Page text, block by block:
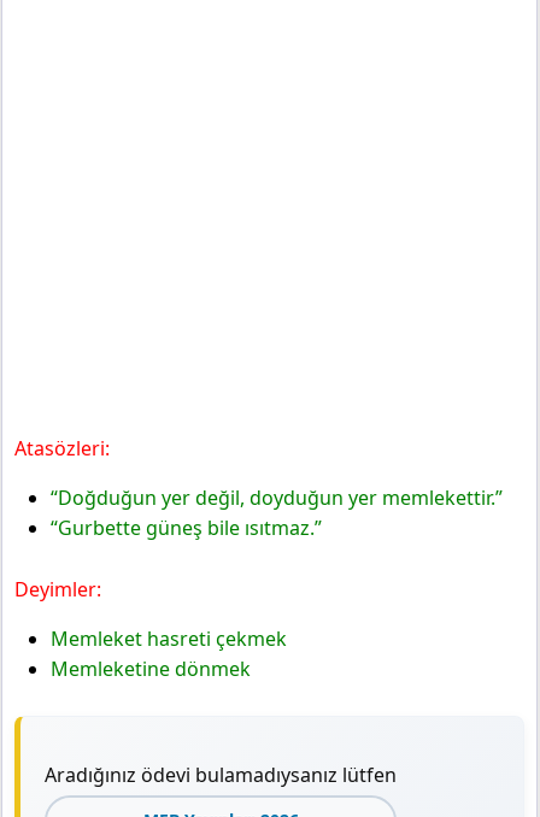
Atasözleri:
“Doğduğun yer değil, doyduğun yer memlekettir.”
“Gurbette güneş bile ısıtmaz.”
Deyimler:
Memleket hasreti çekmek
Memleketine dönmek
Aradığınız ödevi bulamadıysanız lütfen